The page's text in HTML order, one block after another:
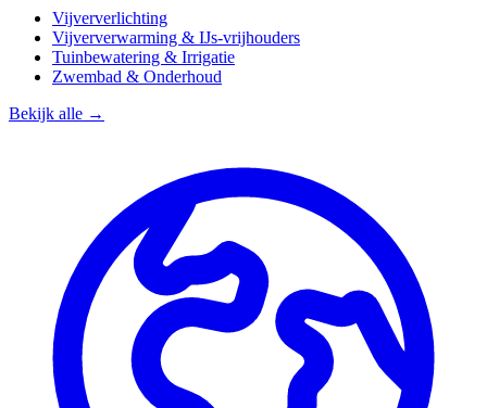
Vijververlichting
Vijververwarming & IJs-vrijhouders
Tuinbewatering & Irrigatie
Zwembad & Onderhoud
Bekijk alle →